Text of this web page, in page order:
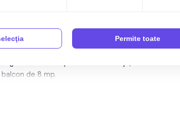
decomandat, situat in localitatea Sibiu,
de inaltime pe Parter + 4 Etaje; anul
de 8 mp.
Permite toate